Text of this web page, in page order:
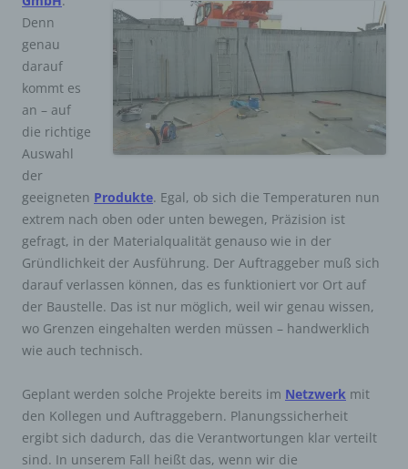
Denn
genau
darauf
kommt es
an – auf
die richtige
Auswahl
der
geeigneten Produkte. Egal, ob sich die Temperaturen nun
extrem nach oben oder unten bewegen, Präzision ist
gefragt, in der Materialqualität genauso wie in der
Gründlichkeit der Ausführung. Der Auftraggeber muß sich
darauf verlassen können, das es funktioniert vor Ort auf
der Baustelle. Das ist nur möglich, weil wir genau wissen,
wo Grenzen eingehalten werden müssen – handwerklich
wie auch technisch.
Geplant werden solche Projekte bereits im Netzwerk mit
den Kollegen und Auftraggebern. Planungssicherheit
ergibt sich dadurch, das die Verantwortungen klar verteilt
sind. In unserem Fall heißt das, wenn wir die